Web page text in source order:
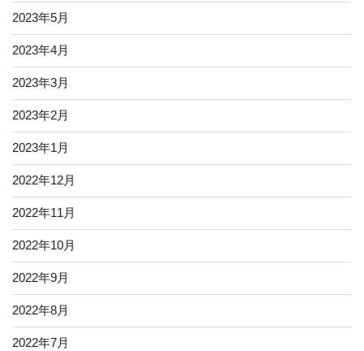
2023年5月
2023年4月
2023年3月
2023年2月
2023年1月
2022年12月
2022年11月
2022年10月
2022年9月
2022年8月
2022年7月